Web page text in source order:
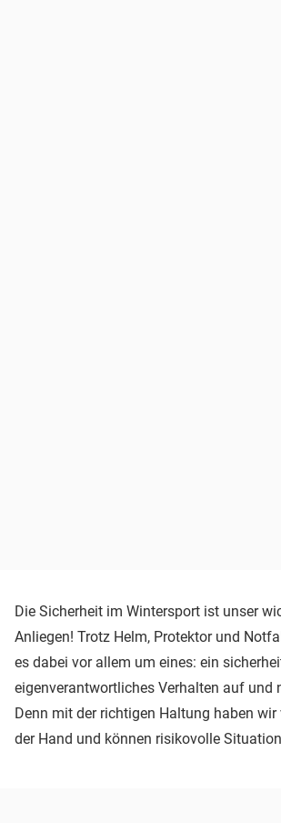
Die Sicherheit im Wintersport ist unser
Anliegen! Trotz Helm, Protektor und
es dabei vor allem um eines: ein
eigenverantwortliches Verhalten auf und
Denn mit der richtigen Haltung haben wir
der Hand und können risikovolle